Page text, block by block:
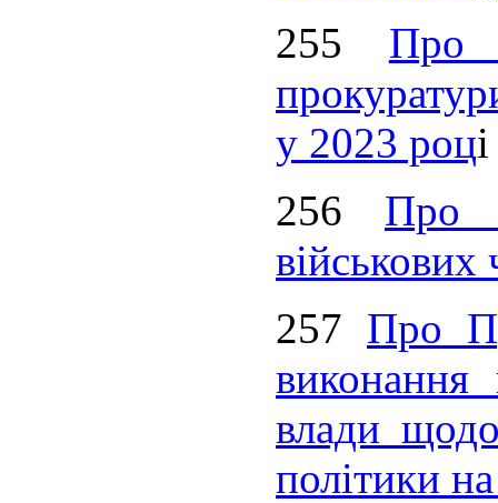
255 Про
у 2023 році
256 Про
257 Про
виконання
влади щодо
політики